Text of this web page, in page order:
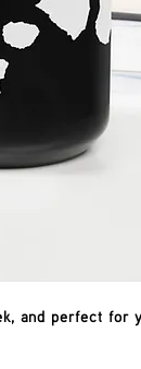
and perfect for